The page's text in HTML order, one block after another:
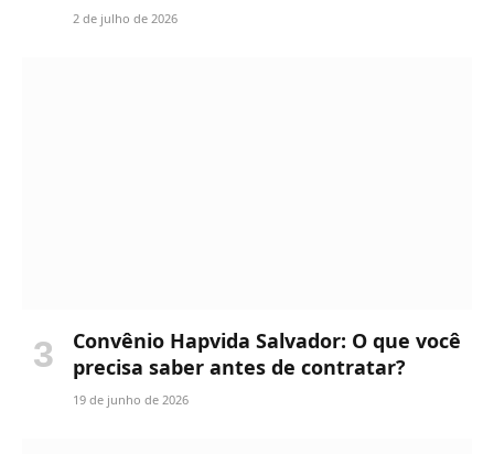
2 de julho de 2026
Convênio Hapvida Salvador: O que você
precisa saber antes de contratar?
19 de junho de 2026